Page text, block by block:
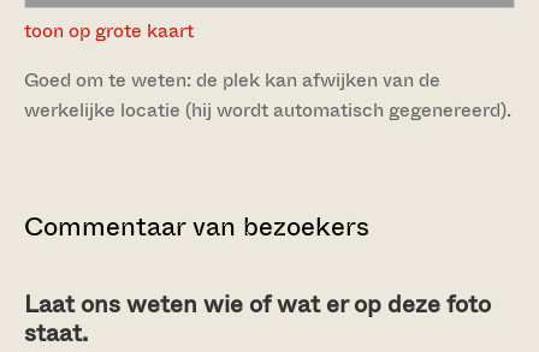
toon op grote kaart
Goed om te weten: de plek kan afwijken van de
werkelijke locatie (hij wordt automatisch gegenereerd).
Commentaar van bezoekers
Laat ons weten wie of wat er op deze foto
staat.